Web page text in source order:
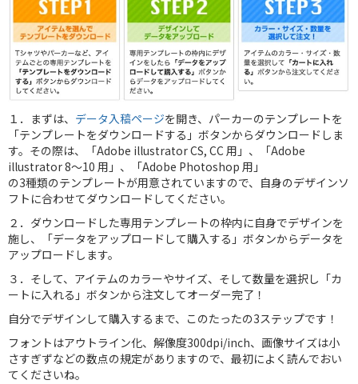
１．まずは、 データ入稿ページを開き、パーカーのテンプレートを
「テンプレートをダウンロードする」ボタンからダウンロードしま
す。その際は、「Adobe illustrator CS, CC 用」、「Adobe
illustrator 8～10 用」、「Adobe Photoshop 用」
の3種類のテンプレートが用意されていますので、自身のデザインソ
フトに合わせてダウンロードしてください。
２．ダウンロードした専用テンプレートの枠内に自身でデザインを
施し、「データをアップロードして購入する」ボタンからデータを
アップロードします。
３．そして、アイテムのカラーやサイズ、そして数量を選択し「カ
ートに入れる」ボタンから注文してオーダー完了！
自分でデザインして購入するまで、このたったの3ステップです！
フォントはアウトライン化、解像度300dpi/inch、画像サイズは小
さすぎずなどの数点の規定がありますので、最初によく読んでおい
てくださいね。